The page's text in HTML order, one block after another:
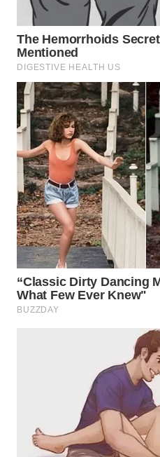
WN
TANGERANG
WN
WN
CIREBON
WN
INDRAMAYU
WN
KUNINGAN
WN
MAJALENGKA
PURWAKARTA